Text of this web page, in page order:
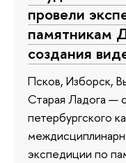
провели
памятникам
создания
Псков, Изборск,
Старая Ладога —
петербургского
экспедиции по